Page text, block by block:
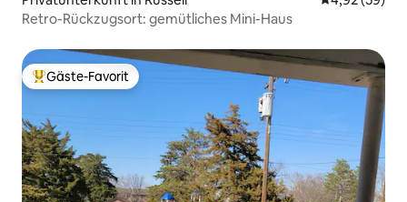
Retro-Rückzugsort: gemütliches Mini-Haus
Beliebter Gäste-Favorit.
Gäste-Favorit